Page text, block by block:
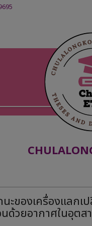
นะของเครื่องแลก
ด้วยอากาศในอุตส